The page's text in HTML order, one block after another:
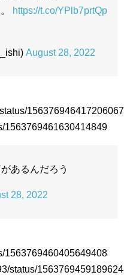
https://t.co/YPlb7prtQp
August 28, 2022
1563769461630414849
あるんだろう
28, 2022
1563769460405649408
status/